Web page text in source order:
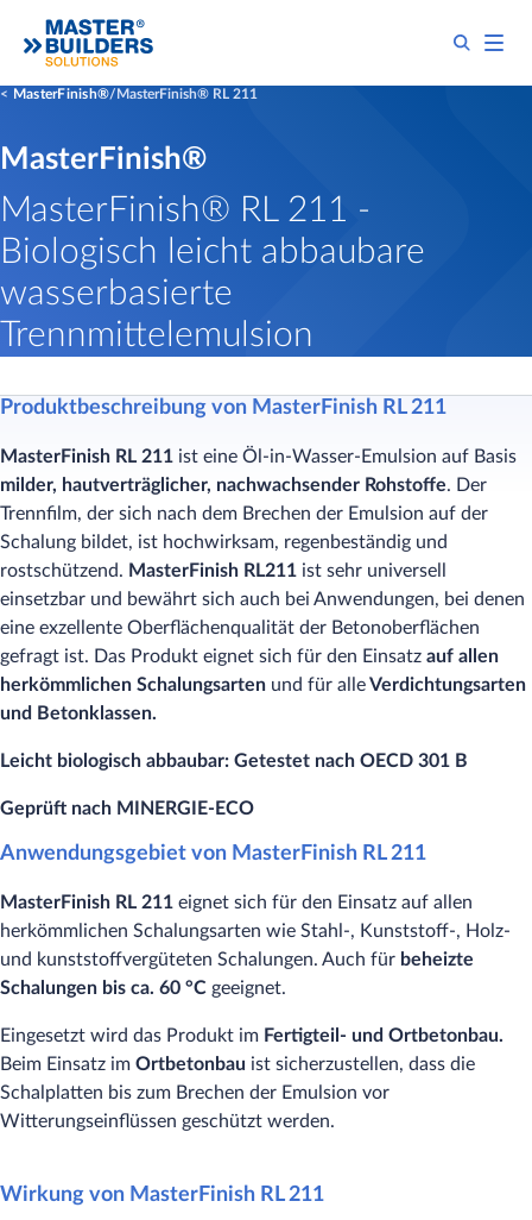
MasterFinish® MasterFinish® RL 211
MasterFinish®
MasterFinish® RL 211 -
Biologisch leicht abbaubare
wasserbasierte
Trennmittelemulsion
​Produktbeschreibung von MasterFinish RL 211
MasterFinish RL 211 ist eine Öl-in-Wasser-Emulsion auf Basis
milder, hautverträglicher, nachwachsender Rohstoffe. Der
Trennfilm, der sich nach dem Brechen der Emulsion auf der
Schalung bildet, ist hochwirksam, regenbeständig und
rostschützend. MasterFinish RL211 ist sehr universell
einsetzbar und bewährt sich auch bei Anwendungen, bei denen
eine exzellente Oberflächenqualität der Betonoberflächen
gefragt ist. Das Produkt eignet sich für den Einsatz auf allen
herkömmlichen Schalungsarten und für alleVerdichtungsarten
und Betonklassen.
Leicht biologisch abbaubar: Getestet nach OECD 301 B
Geprüft nach MINERGIE-ECO
Anwendungsgebiet von MasterFinish RL 211
MasterFinish RL 211 eignet sich für den Einsatz auf allen
herkömmlichen Schalungsarten wie Stahl-, Kunststoff-, Holz-
und kunststoffvergüteten Schalungen. Auch für beheizte
Schalungen bis ca. 60 °C geeignet.
Eingesetzt wird das Produkt im Fertigteil- und Ortbetonbau.
Beim Einsatz im Ortbetonbau ist sicherzustellen, dass die
Schalplatten bis zum Brechen der Emulsion vor
Witterungseinflüssen geschützt werden.
Wirkung von MasterFinish RL 211